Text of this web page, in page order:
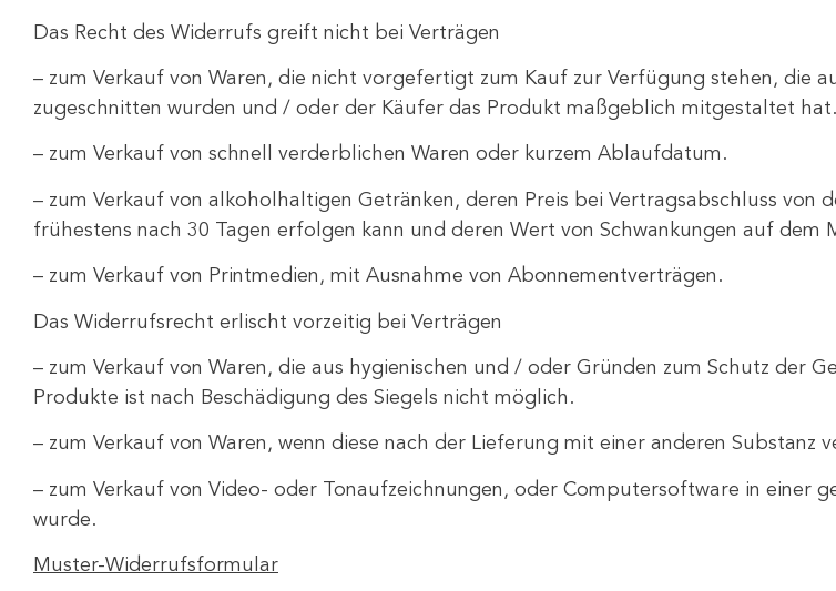
Das Recht des Widerrufs greift nicht bei Verträgen
– zum Verkauf von Waren, die nicht vorgefertigt zum Kauf zur Verfügung stehen, die
zugeschnitten wurden und / oder der Käufer das Produkt maßgeblich mitgestaltet hat.
– zum Verkauf von schnell verderblichen Waren oder kurzem Ablaufdatum.
– zum Verkauf von alkoholhaltigen Getränken, deren Preis bei Vertragsabschluss von
frühestens nach 30 Tagen erfolgen kann und deren Wert von Schwankungen auf
– zum Verkauf von Printmedien, mit Ausnahme von Abonnementverträgen.
Das Widerrufsrecht erlischt vorzeitig bei Verträgen
– zum Verkauf von Waren, die aus hygienischen und / oder Gründen zum Schutz der
Produkte ist nach Beschädigung des Siegels nicht möglich.
– zum Verkauf von Waren, wenn diese nach der Lieferung mit einer anderen Substanz
– zum Verkauf von Video- oder Tonaufzeichnungen, oder Computersoftware in einer
wurde.
Muster-Widerrufsformular